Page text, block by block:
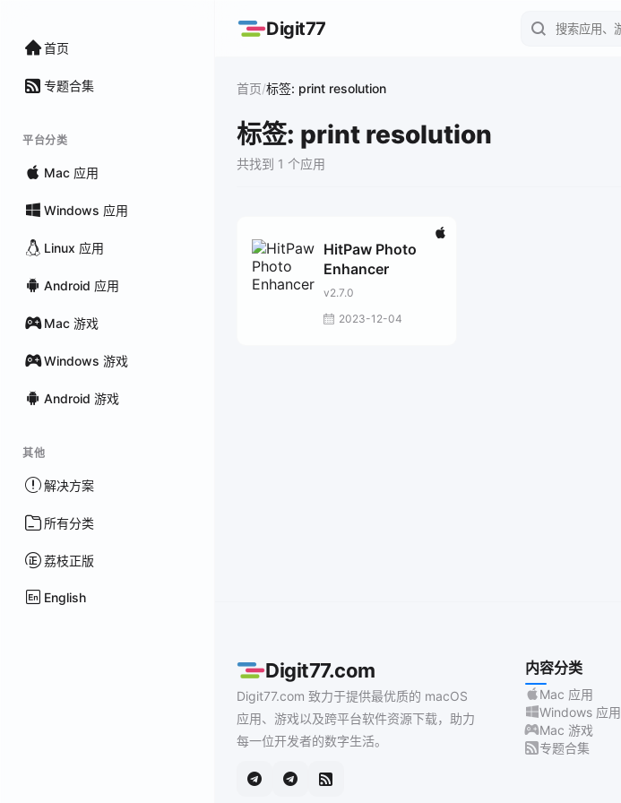
首页
专题合集
平台分类
Mac 应用
Windows 应用
Linux 应用
Android 应用
Mac 游戏
Windows 游戏
Android 游戏
其他
解决方案
所有分类
荔枝正版
English
Digit77
首页/标签: print resolution
标签: print resolution
共找到 1 个应用
HitPaw Photo
Enhancer
v2.7.0
2023-12-04
Digit77.com
Digit77.com 致力于提供最优质的 macOS
应用、游戏以及跨平台软件资源下载，助力
每一位开发者的数字生活。
内容分类
Mac 应用
Windows 应用
Mac 游戏
专题合集